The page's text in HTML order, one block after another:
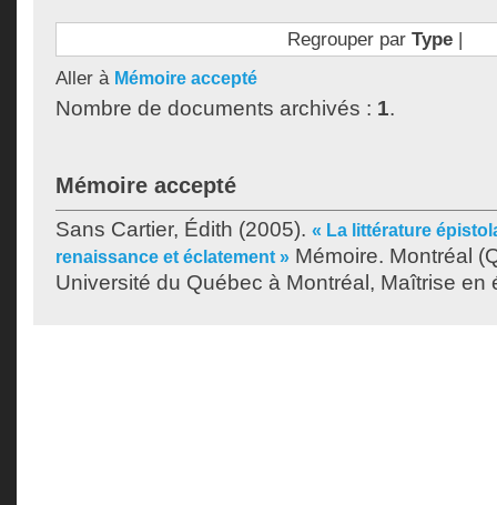
Regrouper par Type|
Aller à Mémoire accepté
Nombre de documents archivés : 1.
Mémoire accepté
Sans Cartier, Édith (2005). « La littérature
renaissance et éclatement » Mémoire. Montréal
Université du Québec à Montréal, Maîtrise en